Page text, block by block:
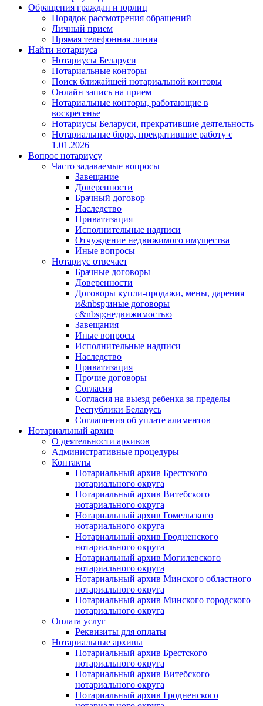
Обращения граждан и юрлиц
Порядок рассмотрения обращений
Личный прием
Прямая телефонная линия
Найти нотариуса
Нотариусы Беларуси
Нотариальные конторы
Поиск ближайшей нотариальной конторы
Онлайн запись на прием
Нотариальные конторы, работающие в
воскресенье
Нотариусы Беларуси, прекратившие деятельность
Нотариальные бюро, прекратившие работу с
1.01.2026
Вопрос нотариусу
Часто задаваемые вопросы
Завещание
Доверенности
Брачный договор
Наследство
Приватизация
Исполнительные надписи
Отчуждение недвижимого имущества
Иные вопросы
Нотариус отвечает
Брачные договоры
Доверенности
Договоры купли-продажи, мены, дарения
и&nbsp;иные договоры
с&nbsp;недвижимостью
Завещания
Иные вопросы
Исполнительные надписи
Наследство
Приватизация
Прочие договоры
Согласия
Согласия на выезд ребенка за пределы
Республики Беларусь
Соглашения об уплате алиментов
Нотариальный архив
О деятельности архивов
Административные процедуры
Контакты
Нотариальный архив Брестского
нотариального округа
Нотариальный архив Витебского
нотариального округа
Нотариальный архив Гомельского
нотариального округа
Нотариальный архив Гродненского
нотариального округа
Нотариальный архив Могилевского
нотариального округа
Нотариальный архив Минского областного
нотариального округа
Нотариальный архив Минского городского
нотариального округа
Оплата услуг
Реквизиты для оплаты
Нотариальные архивы
Нотариальный архив Брестского
нотариального округа
Нотариальный архив Витебского
нотариального округа
Нотариальный архив Гродненского